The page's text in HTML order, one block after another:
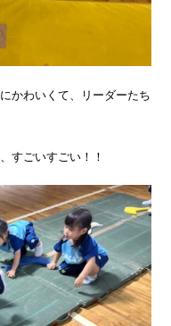
かわいくて、リーダーたち
すごいすごい！！